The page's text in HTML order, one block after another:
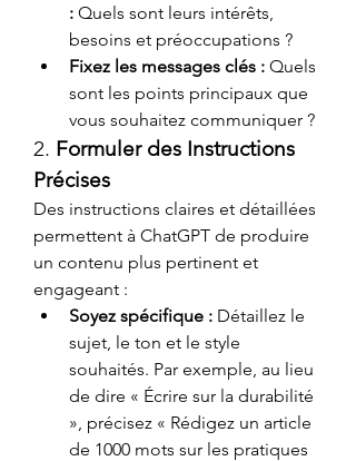
: Quels sont leurs intérêts,
besoins et préoccupations ?
Fixez les messages clés : Quels
sont les points principaux que
vous souhaitez communiquer ?
2. Formuler des Instructions
Précises
Des instructions claires et détaillées
permettent à ChatGPT de produire
un contenu plus pertinent et
engageant :
Soyez spécifique : Détaillez le
sujet, le ton et le style
souhaités. Par exemple, au lieu
de dire « Écrire sur la durabilité
», précisez « Rédigez un article
de 1000 mots sur les pratiques